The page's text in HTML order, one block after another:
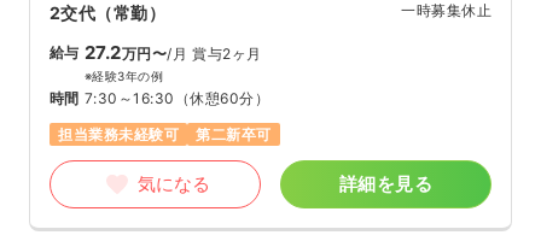
2交代（常勤） 一時募集休止
給与 27.2万円〜/月 賞与2ヶ月
※経験3年の例
時間 7:30～16:30 （休憩60分）
担当業務未経験可
第二新卒可
気になる 詳細を見る